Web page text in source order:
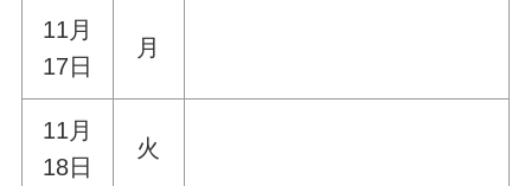
11月
17日
月
11月
18日
火